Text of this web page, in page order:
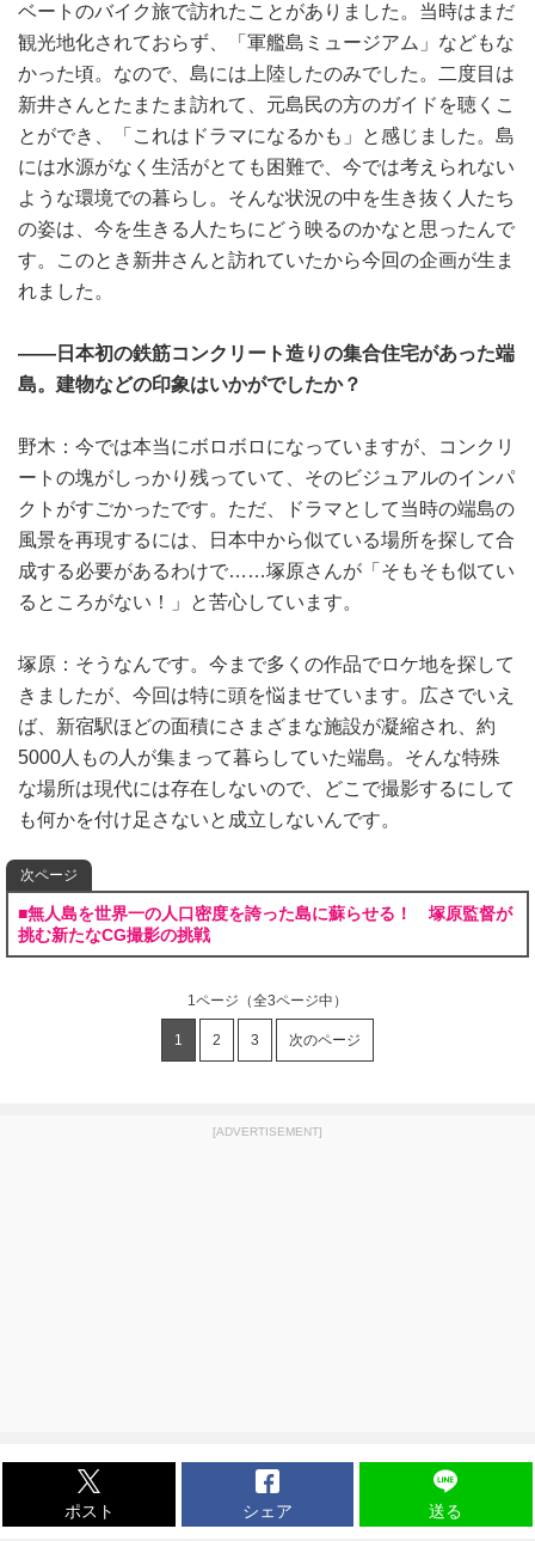
ベートのバイク旅で訪れたことがありました。当時はまだ
観光地化されておらず、「軍艦島ミュージアム」などもな
かった頃。なので、島には上陸したのみでした。二度目は
新井さんとたまたま訪れて、元島民の方のガイドを聴くこ
とができ、「これはドラマになるかも」と感じました。島
には水源がなく生活がとても困難で、今では考えられない
ような環境での暮らし。そんな状況の中を生き抜く人たち
の姿は、今を生きる人たちにどう映るのかなと思ったんで
す。このとき新井さんと訪れていたから今回の企画が生ま
れました。
――日本初の鉄筋コンクリート造りの集合住宅があった端
島。建物などの印象はいかがでしたか？
野木：今では本当にボロボロになっていますが、コンクリ
ートの塊がしっかり残っていて、そのビジュアルのインパ
クトがすごかったです。ただ、ドラマとして当時の端島の
風景を再現するには、日本中から似ている場所を探して合
成する必要があるわけで……塚原さんが「そもそも似てい
るところがない！」と苦心しています。
塚原：そうなんです。今まで多くの作品でロケ地を探して
きましたが、今回は特に頭を悩ませています。広さでいえ
ば、新宿駅ほどの面積にさまざまな施設が凝縮され、約
5000人もの人が集まって暮らしていた端島。そんな特殊
な場所は現代には存在しないので、どこで撮影するにして
も何かを付け足さないと成立しないんです。
次ページ
■無人島を世界一の人口密度を誇った島に蘇らせる！ 塚原監督が
挑む新たなCG撮影の挑戦
1ページ （全3ページ中）
1 2 3 次のページ
[ADVERTISEMENT]
ポスト シェア 送る